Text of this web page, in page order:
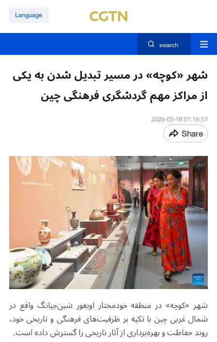
Language
search
شهر «کوچه» در مسیر تبدیل شدن به یکی
از مراکز مهم گردشگری فرهنگی چین
01:16:57 2026-05-18
Share
شهر «کوچه» در منطقه خودمختار اویغور شین‌جیانگ واقع در
شمال غربی چین با تکیه بر ظرفیت‌های فرهنگی و تاریخی خود،
روند حفاظت و بهره‌برداری از آثار تاریخی را گسترش داده است.